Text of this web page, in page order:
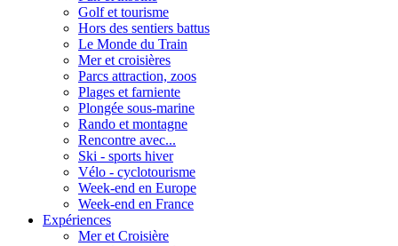
Golf et tourisme
Hors des sentiers battus
Le Monde du Train
Mer et croisières
Parcs attraction, zoos
Plages et farniente
Plongée sous-marine
Rando et montagne
Rencontre avec...
Ski - sports hiver
Vélo - cyclotourisme
Week-end en Europe
Week-end en France
Expériences
Mer et Croisière